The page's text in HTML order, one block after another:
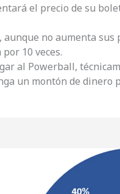
el precio de su
no aumenta
10 veces.
al Powerball,
un montón de